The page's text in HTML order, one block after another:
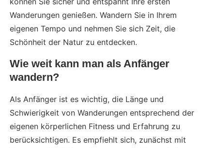
Wanderungen genießen. Wandern Sie in Ihrem
eigenen Tempo und nehmen Sie sich Zeit, die
Schönheit der Natur zu entdecken.
Wie weit kann man als Anfänger
wandern?
Als Anfänger ist es wichtig, die Länge und
Schwierigkeit von Wanderungen entsprechend der
eigenen körperlichen Fitness und Erfahrung zu
berücksichtigen. Es empfiehlt sich, zunächst mit